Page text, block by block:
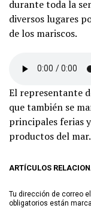
durante toda la
diversos lugares
de los mariscos.
El representante
que también se
principales ferias
productos del mar.
ARTÍCULOS
Tu dirección de correo
obligatorios están